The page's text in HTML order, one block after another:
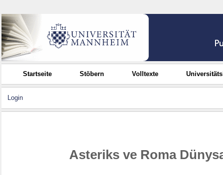
Startseite Stöbern Volltexte
Login
Asteriks ve Roma